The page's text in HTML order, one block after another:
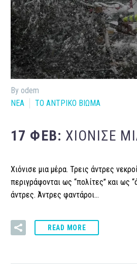
By odem
ΝΕΑ
ΤΟ ΑΝΤΡΙΚΟ ΒΙΩΜΑ
17 ΦΕΒ: ΧΙΌΝΙΣΕ
Χιόνισε μια μέρα. Τρεις άντρες
περιγράφονται ως “πολίτες” και ως
άντρες. Άντρες φαντάροι…
READ MORE